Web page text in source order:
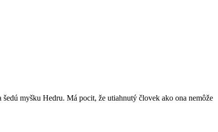
myšku Hedru. Má pocit, že utiahnutý človek ako ona nemôže